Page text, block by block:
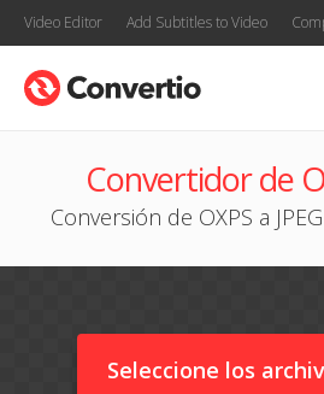
Video Editor Add Subtitles to Video
Convertidor de
Conversión de OXPS a
Seleccione los